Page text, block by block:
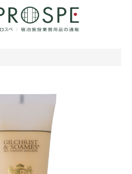
ログイン/新規登録
お問合せはこちら